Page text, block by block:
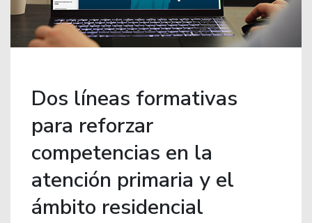
Dos líneas formativas
para reforzar
competencias en la
atención primaria y el
ámbito residencial